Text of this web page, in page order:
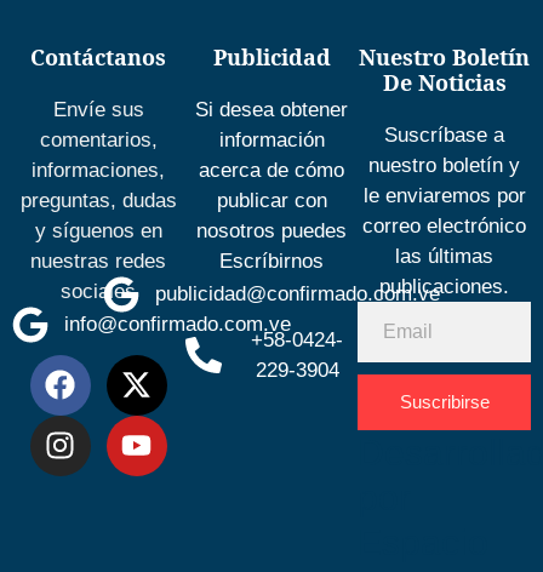
Contáctanos
Envíe sus
comentarios,
informaciones,
preguntas, dudas
y síguenos en
nuestras redes
sociales
info@confirmado.com.ve
Publicidad
Si desea obtener
información
acerca de cómo
publicar con
nosotros puedes
Escríbirnos
publicidad@confirmado.com.ve
+58-0424-
229-3904
Nuestro Boletín
De Noticias
Suscríbase a
nuestro boletín y
le enviaremos por
correo electrónico
las últimas
publicaciones.
Suscribirse